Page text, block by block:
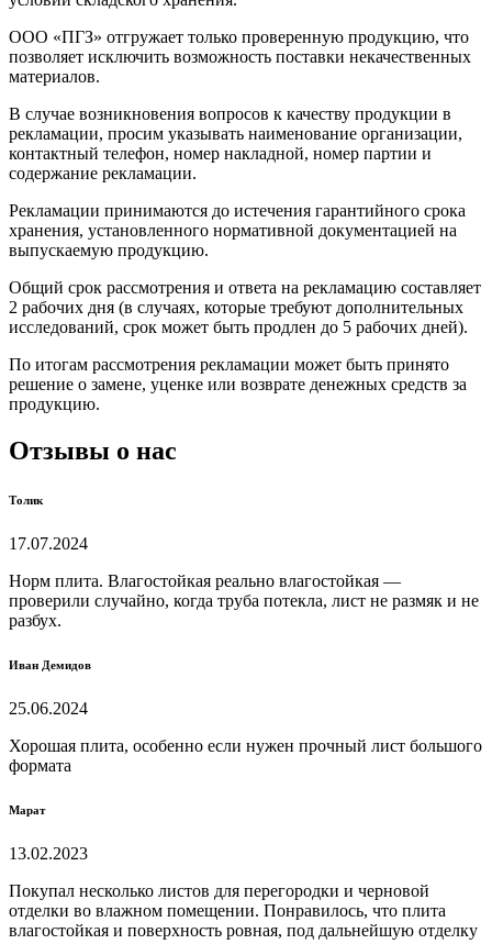
ООО «ПГЗ» отгружает только проверенную продукцию, что
позволяет исключить возможность поставки некачественных
материалов.
В случае возникновения вопросов к качеству продукции в
рекламации, просим указывать наименование организации,
контактный телефон, номер накладной, номер партии и
содержание рекламации.
Рекламации принимаются до истечения гарантийного срока
хранения, установленного нормативной документацией на
выпускаемую продукцию.
Общий срок рассмотрения и ответа на рекламацию составляет
2 рабочих дня (в случаях, которые требуют дополнительных
исследований, срок может быть продлен до 5 рабочих дней).
По итогам рассмотрения рекламации может быть принято
решение о замене, уценке или возврате денежных средств за
продукцию.
Отзывы о нас
Толик
17.07.2024
Норм плита. Влагостойкая реально влагостойкая —
проверили случайно, когда труба потекла, лист не размяк и не
разбух.
Иван Демидов
25.06.2024
Хорошая плита, особенно если нужен прочный лист большого
формата
Марат
13.02.2023
Покупал несколько листов для перегородки и черновой
отделки во влажном помещении. Понравилось, что плита
влагостойкая и поверхность ровная, под дальнейшую отделку